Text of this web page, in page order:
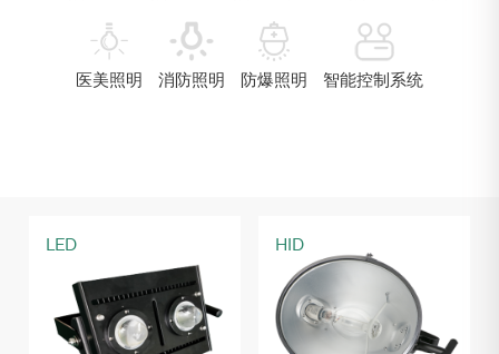
医美照明 消防照明 防爆照明 智能控制系统
LED HID